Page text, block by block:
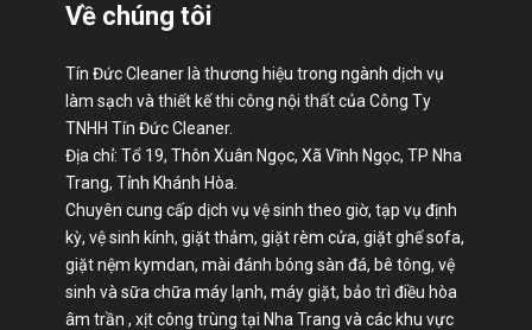
Về chúng tôi
Tín Đức Cleaner là thương hiệu trong ngành dịch vụ
làm sạch và thiết kế thi công nội thất của Công Ty
TNHH Tín Đức Cleaner.
Địa chỉ: Tổ 19, Thôn Xuân Ngọc, Xã Vĩnh Ngọc, TP Nha
Trang, Tỉnh Khánh Hòa.
Chuyên cung cấp dịch vụ vệ sinh theo giờ, tạp vụ định
kỳ, vệ sinh kính, giặt thảm, giặt rèm cửa, giặt ghế sofa,
giặt nệm kymdan, mài đánh bóng sàn đá, bê tông, vệ
sinh và sữa chữa máy lạnh, máy giặt, bảo trì điều hòa
âm trần , xịt công trùng tại Nha Trang và các khu vực